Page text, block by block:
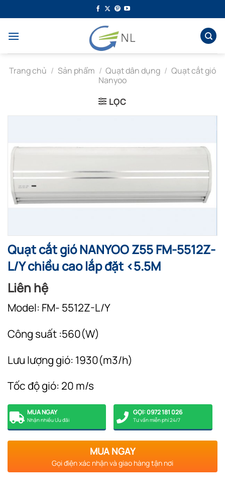
qua
dung
Trang chủ / Sản phẩm / Quạt dân dụng / Quạt cắt gió
Nanyoo
LỌC
Quạt cắt gió NANYOO Z55 FM-5512Z-
L/Y chiều cao lắp đặt <5.5M
Liên hệ
Model: FM- 5512Z-L/Y
Công suất :560(W)
Lưu lượng gió: 1930(m3/h)
Tốc độ gió: 20 m/s
MUA NGAY
Nhận nhiều Ưu đãi
GỌI: 0972 181 026
Tư vấn miễn phí 24/7
MUA NGAY
Gọi điện xác nhận và giao hàng tận nơi